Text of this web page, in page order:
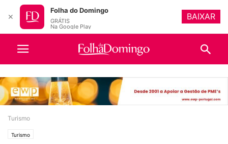
Turismo
Turismo
✕
Folha do Domingo
GRÁTIS
Na Google Play
BAIXAR